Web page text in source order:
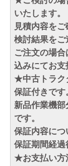
いたします。
見積内容を
検討結果をご
ご注文の場
込みにてお支
★中古トラク
保証付きです
新品作業機
です。
保証内容につ
保証期間経過
★お支払い方